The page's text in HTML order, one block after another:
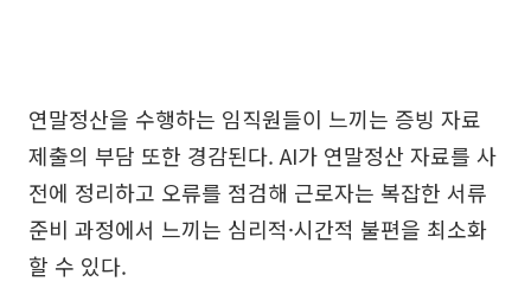
연말정산을 수행하는 임직원들이 느끼는 증빙 자료
제출의 부담 또한 경감된다. AI가 연말정산 자료를 사
전에 정리하고 오류를 점검해 근로자는 복잡한 서류
준비 과정에서 느끼는 심리적·시간적 불편을 최소화
할 수 있다.